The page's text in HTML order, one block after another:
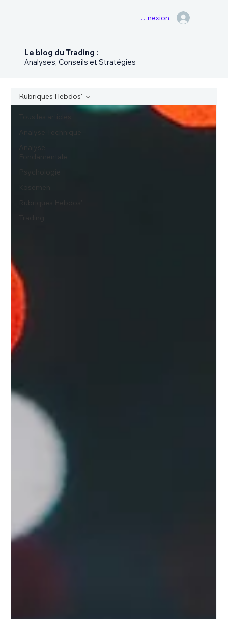
Connexion
Analyse Technique
Analyse
Fondamentale
Kosemen
Rubriques Hebdos'
Rubriques Hebdos'
Le blog du Trading :
Analyses, Conseils et Stratégies